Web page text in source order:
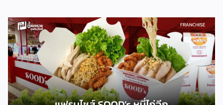
GMF คือการลงทุนที่ไม่สูง ไม่ต้องกังวลเรื่องการคิดสูตรอาหาร
เพราะทุกอย่างมีมาตรฐานจากฟาร์มเฮ้าส์รองรับอยู่แล้ว เหมาะกับ
ผู้ที่อยากมีธุรกิจของตัวเองแต่ไม่มีพื้นฐานด้านการทำอาหาร รู้จัก
Good Morning Farmhouse ก่อนตัดสินใจ Good Morning
Farmhouse เป็นโครงการแฟรนไชส์ภายใต้บริษัทฟาร์มเฮ้าส์ ที่
เปิดโอกาสให้ผู้สนใจมีธุรกิจเป็นของตัวเอง ประกอบการได้ในเวลา
สั้นๆ โดยผู้ร่วมค้าจะได้รับสิทธิ์พิเศษในการซื้อส่วนผสมแซนด์วิช
สูตรเฉพาะจากฟาร์มเฮ้าส์โดยตรง พร้อมการสนับสนุนด้าน